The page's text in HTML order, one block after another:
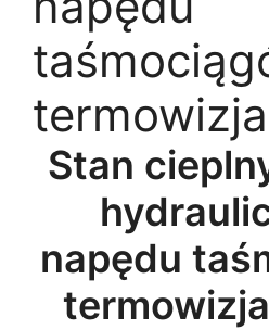
Stan
napędu